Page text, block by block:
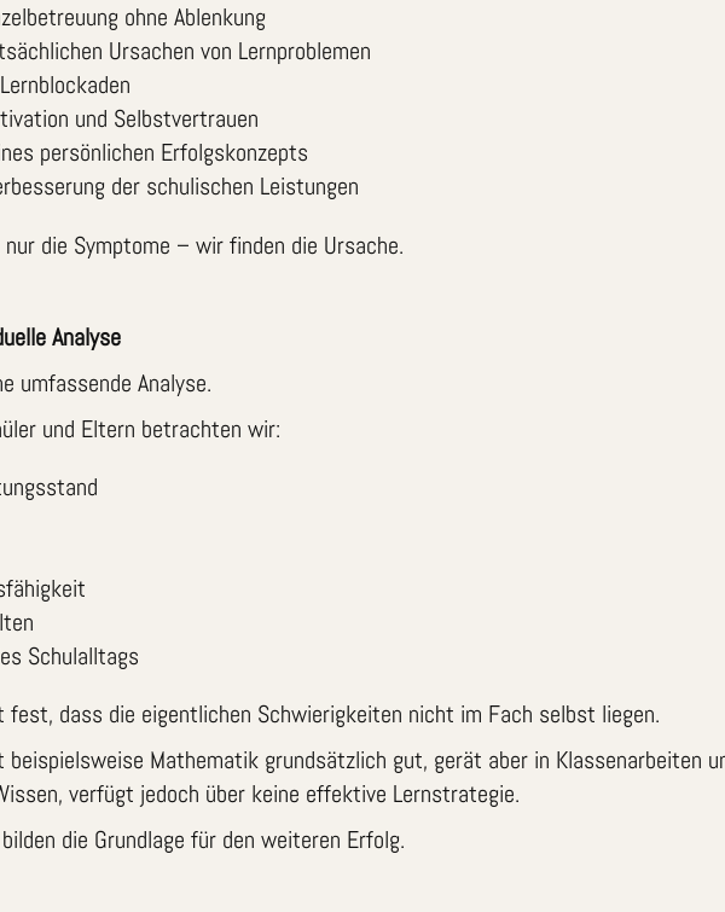
ohne Ablenkung
Ursachen von Lernproblemen
und Selbstvertrauen
persönlichen Erfolgskonzepts
der schulischen Leistungen
die Symptome – wir finden die Ursache.
Analyse
umfassende Analyse.
und Eltern betrachten wir:
Schulalltags
dass die eigentlichen Schwierigkeiten nicht im Fach selbst liegen.
beispielsweise Mathematik grundsätzlich gut, gerät aber in Klassenarbeiten
verfügt jedoch über keine effektive Lernstrategie.
die Grundlage für den weiteren Erfolg.